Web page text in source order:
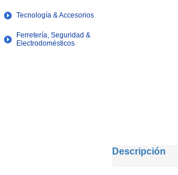
Tecnología & Accesorios
Ferretería, Seguridad &
Electrodomésticos
Descripción